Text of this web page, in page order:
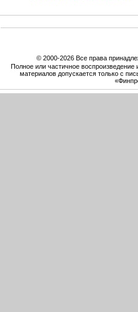
© 2000-2026 Все права
Полное или частичное
материалов допускается только с